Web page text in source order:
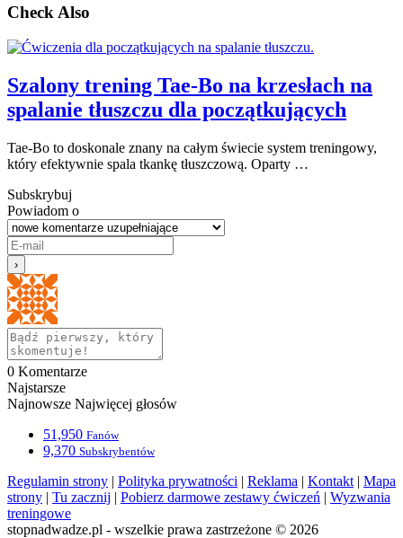
Check Also
Szalony trening Tae-Bo na krzesłach na
spalanie tłuszczu dla początkujących
Tae-Bo to doskonale znany na całym świecie system treningowy,
który efektywnie spala tkankę tłuszczową. Oparty …
Subskrybuj
Powiadom o
0 Komentarze
Najstarsze
Najnowsze Najwięcej głosów
51,950 Fanów
9,370 Subskrybentów
Regulamin strony | Polityka prywatności | Reklama | Kontakt | Mapa
strony | Tu zacznij | Pobierz darmowe zestawy ćwiczeń | Wyzwania
treningowe
stopnadwadze.pl - wszelkie prawa zastrzeżone © 2026